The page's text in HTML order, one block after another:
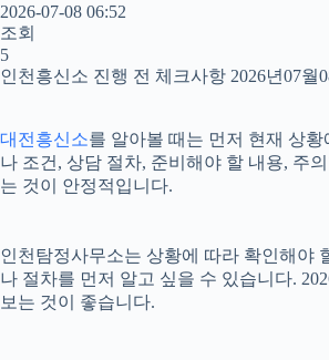
2026-07-08 06:52
조회
5
인천흥신소 진행 전 체크사항 2026년07월
대전흥신소를 알아볼 때는 먼저 현재 상
나 조건, 상담 절차, 준비해야 할 내용, 주
는 것이 안정적입니다.
인천탐정사무소는 상황에 따라 확인해야
나 절차를 먼저 알고 싶을 수 있습니다.
보는 것이 좋습니다.